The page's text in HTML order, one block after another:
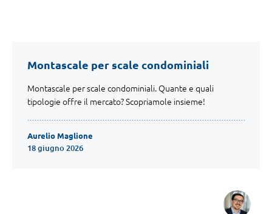
Montascale per scale condominiali
Montascale per scale condominiali. Quante e quali
tipologie offre il mercato? Scopriamole insieme!
Aurelio Maglione
18 giugno 2026